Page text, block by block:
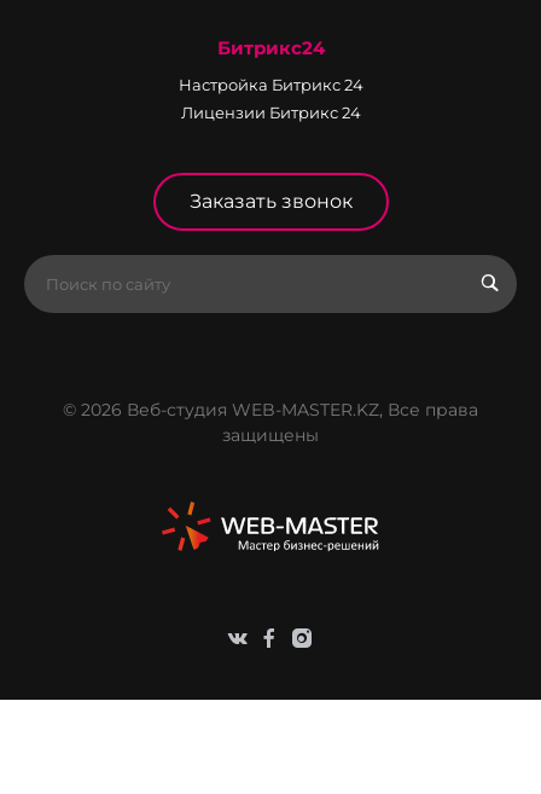
Битрикс24
Настройка Битрикс 24
Лицензии Битрикс 24
Заказать звонок
© 2026 Веб-студия WEB-MASTER.KZ, Все права
защищены